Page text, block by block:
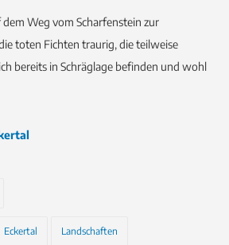
Weg vom Scharfenstein zur
toten Fichten traurig, die teilweise
bereits in Schräglage befinden und wohl
Eckertal Landschaften